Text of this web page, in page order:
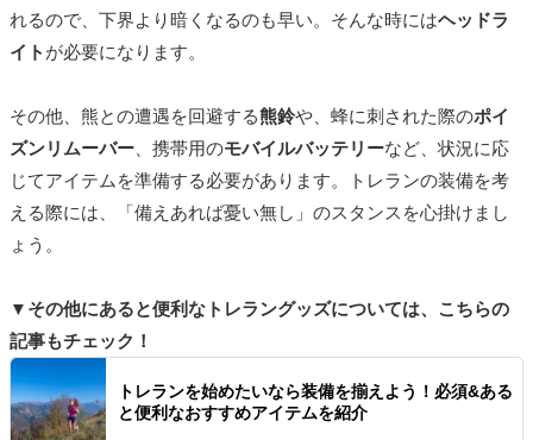
れるので、下界より暗くなるのも早い。そんな時にはヘッドラ
イト が必要になります。
その他、熊との遭遇を回避する熊鈴や、蜂に刺された際のポイ
ズンリムーバー 、携帯用のモバイルバッテリーなど、状況に応
じてアイテムを準備する必要があります。トレランの装備を考
える際には、「備えあれば憂い無し」のスタンスを心掛けまし
ょう。
▼その他にあると便利なトレラングッズについては、こちらの
記事もチェック！
トレランを始めたいなら装備を揃えよう！必須&ある
と便利なおすすめアイテムを紹介